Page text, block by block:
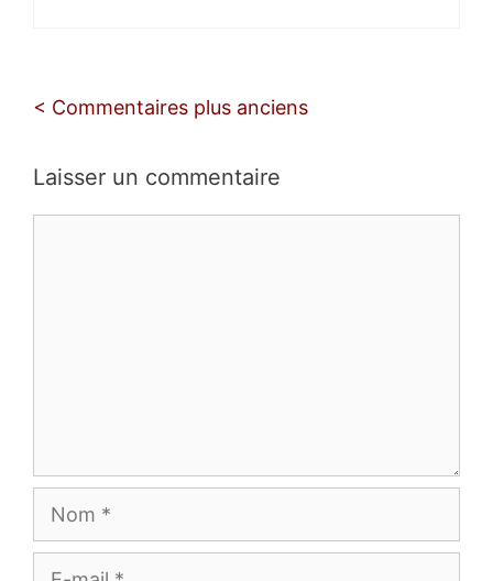
Navigation
commentaires
< Commentaires plus anciens
Laisser un commentaire
Nom
E-